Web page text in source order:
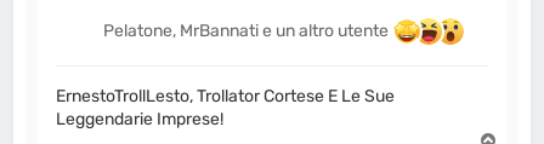
Pelatone, MrBannati e un altro utente
ErnestoTrollLesto, Trollator Cortese E Le Sue
Leggendarie Imprese!